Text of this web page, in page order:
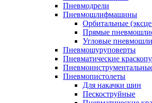
Пневмодрели
Пневмошлифмашины
Орбитальные
Прямые
Угловые
Пневмошуруповерты
Пневматические
Пневмопистолеты
Для накачки шин
Пескоструйные